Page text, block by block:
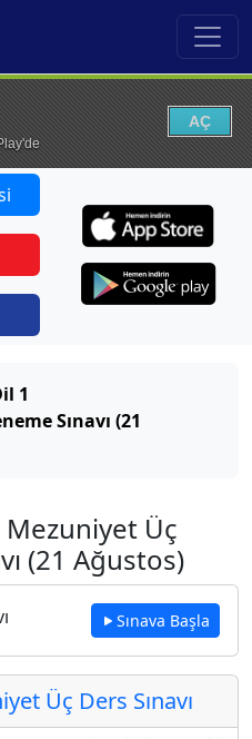
AÇ
1
Sınavı (21
Mezuniyet Üç
(21 Ağustos)
Sınava Başla
Üç Ders Sınavı